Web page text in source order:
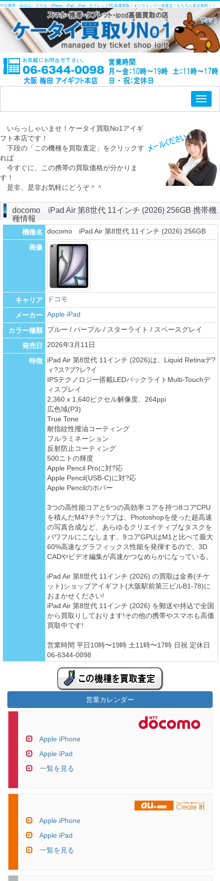
中古携帯・白ロム・スマホ・iPhone・iPad・iPod・タブレットPC高価買取！オンラインで一発査定！もちろん査定無料！！
いらっしゃいませ！ケータイ買取No1アイギ
フト本店です！
下段の「この機種を買取査定」をクリックす
れば
今すぐに、この携帯の買取価格が分かりま
す！
是非、是非お気軽にどうぞ＾＾
docomo iPad Air 第8世代 11インチ (2026) 256GB 携帯機
種情報
機種名 docomo iPad Air 第8世代 11インチ (2026) 256GB
画像
キャリア ドコモ
メーカー Apple iPad
カラー種類 ブルー / パープル / スターライト / スペースグレイ
発売日 2026年3月11日
特徴
iPad Air 第8世代 11インチ (2026)は、Liquid Retinaデ?
ィ?ス?プ?レ?イ
IPSテクノロジー搭載LEDバックライトMulti-Touchデ
ィスプレイ
2,360 x 1,640ピクセル解像度、264ppi
広色域(P3)
True Tone
耐指紋性撥油コーティング
フルラミネーション
反射防止コーティング
500ニトの輝度
Apple Pencil Proに対?応
Apple Pencil(USB-C)に対?応
Apple Pencilのホバー
3つの高性能コアと5つの高効率コアを持つ8コアCPU
を積んだM4?チ?ッ?プは、Photoshopを使った超高速
の写真合成など、あらゆるクリエイティブなタスクを
パワフルにこなします。9コアGPUはM1と比べて最大
60%高速なグラフィックス性能を発揮するので、3D
CADやビデオ編集が高速かつなめらかになっている。
iPad Air 第8世代 11インチ (2026) の買取は金券(チケ
ット)ショップアイギフト(大阪駅前第三ビルB1-78)に
おまかせください!
iPad Air 第8世代 11インチ (2026) を郵送や持込で全国
から買取りしております!その他の携帯やスマホも高価
買取中です!
営業時間 平日10時〜19時 土11時〜17時 日祝 定休日
06-6344-0098
営業カレンダー
Apple iPhone
Apple iPad
一覧を見る
Apple iPhone
Apple iPad
一覧を見る